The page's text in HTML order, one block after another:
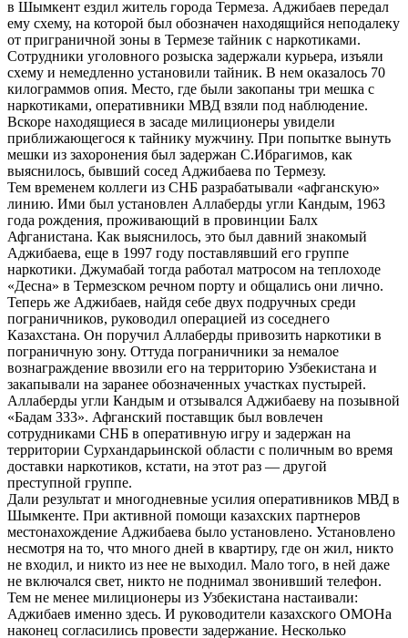
в Шымкент ездил житель города Термеза. Аджибаев передал
ему схему, на которой был обозначен находящийся неподалеку
от приграничной зоны в Термезе тайник с наркотиками.
Сотрудники уголовного розыска задержали курьера, изъяли
схему и немедленно установили тайник. В нем оказалось 70
килограммов опия. Место, где были закопаны три мешка с
наркотиками, оперативники МВД взяли под наблюдение.
Вскоре находящиеся в засаде милиционеры увидели
приближающегося к тайнику мужчину. При попытке вынуть
мешки из захоронения был задержан С.Ибрагимов, как
выяснилось, бывший сосед Аджибаева по Термезу.
Тем временем коллеги из СНБ разрабатывали «афганскую»
линию. Ими был установлен Аллаберды угли Кандым, 1963
года рождения, проживающий в провинции Балх
Афганистана. Как выяснилось, это был давний знакомый
Аджибаева, еще в 1997 году поставлявший его группе
наркотики. Джумабай тогда работал матросом на теплоходе
«Десна» в Термезском речном порту и общались они лично.
Теперь же Аджибаев, найдя себе двух подручных среди
пограничников, руководил операцией из соседнего
Казахстана. Он поручил Аллаберды привозить наркотики в
пограничную зону. Оттуда пограничники за немалое
вознаграждение ввозили его на территорию Узбекистана и
закапывали на заранее обозначенных участках пустырей.
Аллаберды угли Кандым и отзывался Аджибаеву на позывной
«Бадам 333». Афганский поставщик был вовлечен
сотрудниками СНБ в оперативную игру и задержан на
территории Сурхандарьинской области с поличным во время
доставки наркотиков, кстати, на этот раз — другой
преступной группе.
Дали результат и многодневные усилия оперативников МВД в
Шымкенте. При активной помощи казахских партнеров
местонахождение Аджибаева было установлено. Установлено
несмотря на то, что много дней в квартиру, где он жил, никто
не входил, и никто из нее не выходил. Мало того, в ней даже
не включался свет, никто не поднимал звонивший телефон.
Тем не менее милиционеры из Узбекистана настаивали:
Аджибаев именно здесь. И руководители казахского ОМОНа
наконец согласились провести задержание. Несколько